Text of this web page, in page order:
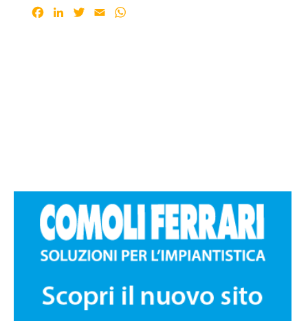
Facebook
LinkedInTwitter
Email